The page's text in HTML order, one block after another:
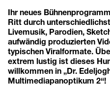
Ihr neues
Ritt durch
Livemusik, Parodien,
aufwändig produzierten
typischen Viralformate.
extrem lustig ist dieses
willkommen in „Dr.
Multimediapanoptikum 2“!